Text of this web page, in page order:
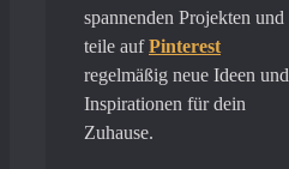
spannenden Projekten und
teile aufPinterest
regelmäßig neue Ideen und
Inspirationen für dein
Zuhause.